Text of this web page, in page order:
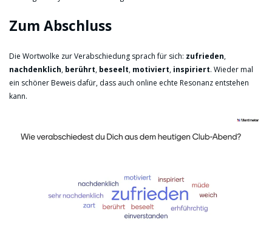
Zum Abschluss
Die Wortwolke zur Verabschiedung sprach für sich: zufrieden,
nachdenklich, berührt, beseelt, motiviert, inspiriert. Wieder mal
ein schöner Beweis dafür, dass auch online echte Resonanz entstehen
kann.